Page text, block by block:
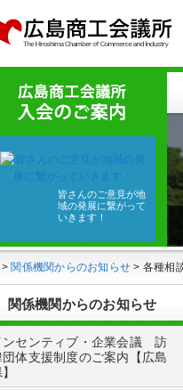
皆さんのご意見が地
域の発展に繋がって
いきます！
> 関係機関からのお知らせ > 各種相
関係機関からのお知らせ
ンセンティブ・企業会議 訪
団体支援制度のご案内【広島